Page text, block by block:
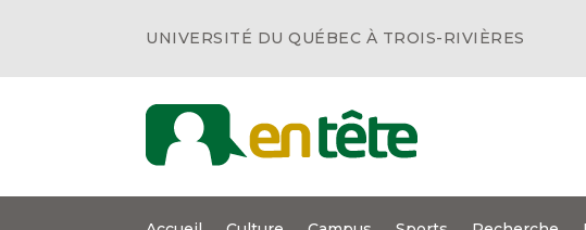
UNIVERSITÉ DU QUÉBEC À TROIS-RIVIÈRES